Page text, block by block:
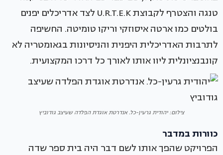
טנגה והצטרף לקבוצת U.R.T.E.K לצד אדריכלים יפנים
בולטים כמו ארטה איסוזקי וריקו טומיטה. החשיפה
לתרבות האדריכלית היפנית והניסיונות בגאומטריה לא
קונבנציונלית ליוו אותו לאורך כל דרכו המקצועית.
צילום: יהודית גרעין-כל. אנדרטת אוגדת הפלדה שעיצב גודוביץ
כוורות במדבר
הפרויקט שהפך אותו לשם דבר היה בית ספר שדה